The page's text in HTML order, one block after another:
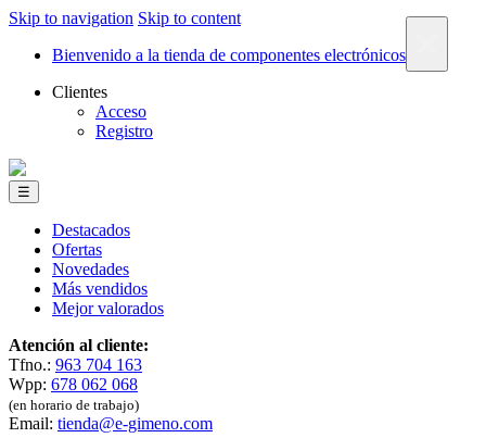
Skip to navigation Skip to content
Bienvenido a la tienda de componentes electrónicos
Clientes
Acceso
Registro
☰
Destacados
Ofertas
Novedades
Más vendidos
Mejor valorados
Atención al cliente:
Tfno.: 963 704 163
Wpp: 678 062 068
(en horario de trabajo)
Email: tienda@e-gimeno.com